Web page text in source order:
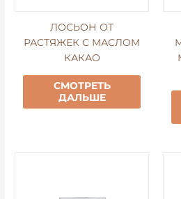
ЛОСЬОН ОТ
РАСТЯЖЕК С МАСЛОМ
КАКАО
СМОТРЕТЬ
ДАЛЬШЕ